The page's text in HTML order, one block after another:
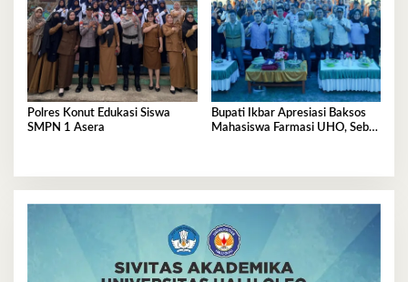
Polres Konut Edukasi Siswa
SMPN 1 Asera
Bupati Ikbar Apresiasi Baksos
Mahasiswa Farmasi UHO, Sebut